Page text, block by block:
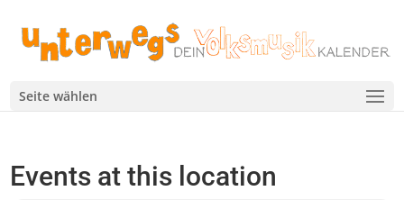
Seite wählen
Events at this location